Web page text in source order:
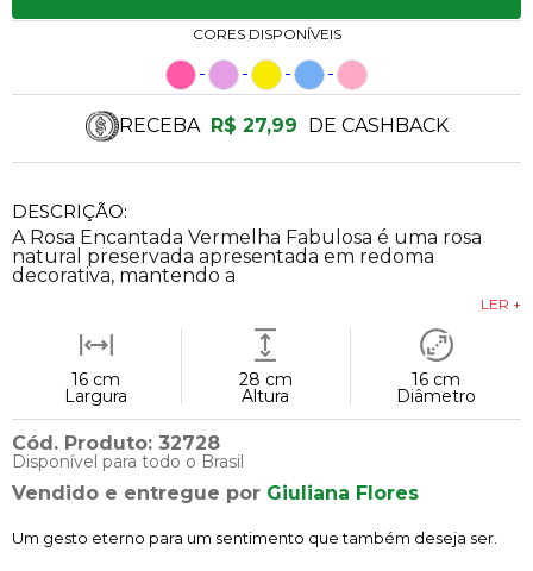
DESCRIÇÃO:
A Rosa Encantada Vermelha Fabulosa é uma rosa
natural preservada apresentada em redoma
decorativa, mantendo a
LER +
CORES DISPONÍVEIS
16 cm
Largura
28 cm
Altura
16 cm
Diâmetro
Cód. Produto: 32728
Disponível para todo o Brasil
Vendido e entregue por Giuliana Flores
RECEBA R$ 27,99 DE CASHBACK
Um gesto eterno para um sentimento que também deseja ser.